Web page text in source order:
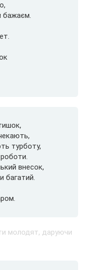
бажаєм.
турботу,
внесок,
багатий.